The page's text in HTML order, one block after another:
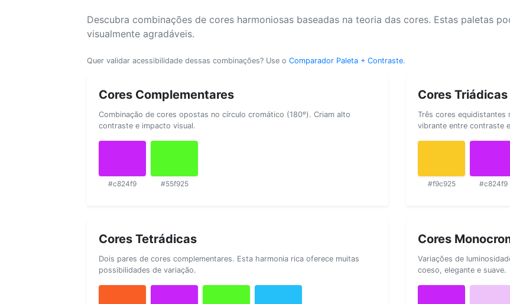
Descubra combinações de cores harmoniosas baseadas na teoria das cores. Estas paletas
visualmente agradáveis.
Quer validar acessibilidade dessas combinações? Use o Comparador Paleta + Contraste.
Cores Complementares
Combinação de cores opostas no círculo cromático (180º). Criam alto
contraste e impacto visual.
#c824f9 #55f925
Cores Triádicas
Três cores equidistantes
vibrante entre contraste
#f9c925 #c824f9
Cores Tetrádicas
Dois pares de cores complementares. Esta harmonia rica oferece muitas
possibilidades de variação.
Cores
Variações de
coeso, elegante e suave.